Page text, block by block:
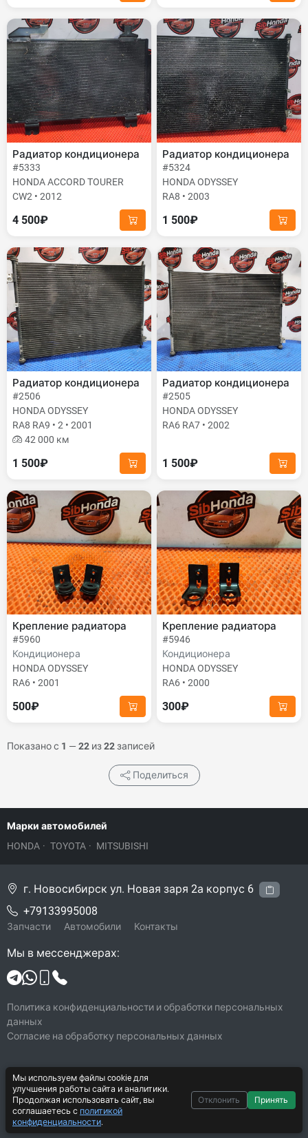
Радиатор кондиционера
#5333
HONDA ACCORD TOURER
CW2 • 2012
4 500₽
Радиатор кондиционера
#5324
HONDA ODYSSEY
RA8 • 2003
1 500₽
Радиатор кондиционера
#2506
HONDA ODYSSEY
RA8 RA9 • 2 • 2001
42 000 км
1 500₽
Радиатор кондиционера
#2505
HONDA ODYSSEY
RA6 RA7 • 2002
1 500₽
Крепление радиатора
#5960
Кондиционера
HONDA ODYSSEY
RA6 • 2001
500₽
Крепление радиатора
#5946
Кондиционера
HONDA ODYSSEY
RA6 • 2000
300₽
Показано с 1 — 22 из22записей
Поделиться
Марки автомобилей
HONDA · TOYOTA · MITSUBISHI
© 2026 SibHonda
Все права защищены
Система CarYard 2017–2026
г. Новосибирск ул. Новая заря 2а корпус 6
+79133995008
Запчасти Автомобили Контакты
Мы в мессенджерах:
Политика конфиденциальности и обработки персональных
данных
Согласие на обработку персональных данных
Мы используем файлы cookie для
улучшения работы сайта и аналитики.
Продолжая использовать сайт, вы
соглашаетесь с политикой
конфиденциальности.
Отклонить Принять